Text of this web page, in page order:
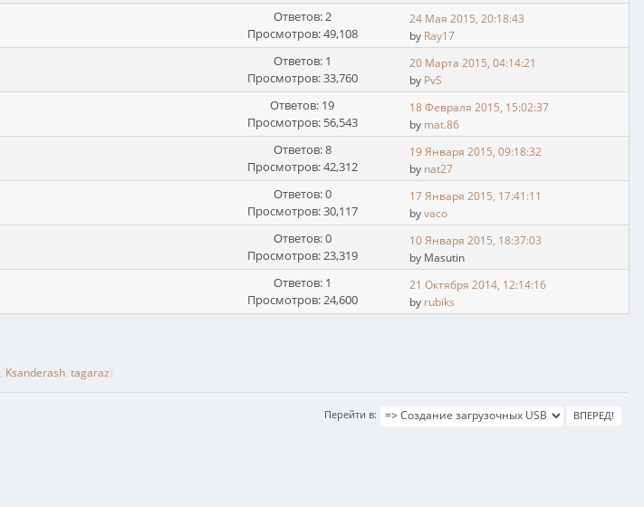
Ответов: 2
Просмотров: 49,108
24 Мая 2015, 20:18:43
by Ray17
Ответов: 1
Просмотров: 33,760
20 Марта 2015, 04:14:21
by PvS
Ответов: 19
Просмотров: 56,543
18 Февраля 2015, 15:02:37
by mat.86
Ответов: 8
Просмотров: 42,312
19 Января 2015, 09:18:32
by nat27
Ответов: 0
Просмотров: 30,117
17 Января 2015, 17:41:11
byvaco
Ответов: 0
Просмотров: 23,319
10 Января 2015, 18:37:03
by Masutin
Ответов: 1
Просмотров: 24,600
21 Октября 2014, 12:14:16
by rubiks
, Ksanderash, tagaraz)
Перейти в